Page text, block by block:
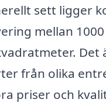
sett ligger
mellan 1000
Det
från olika
priser och